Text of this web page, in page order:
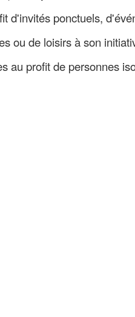
d'invités ponctuels,
ou de loisirs à son
au profit de personnes